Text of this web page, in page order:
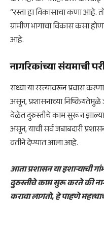
“रस्ता हा विकासाचा कणा
ग्रामीण भागाचा विकास कसा
आहे.
नागरिकांच्या संयमाची
सध्या या रस्त्यावरून प्रवास
असून, प्रशासनाच्या
वेळेत दुरुस्तीचे काम सुरू न
असून, याची सर्व जबाबदारी
वतीने देण्यात आला आहे.
आता प्रशासन या इशाऱ्याची
दुरुस्तीचे काम सुरू करते की
करावा लागतो, हे पाहणे